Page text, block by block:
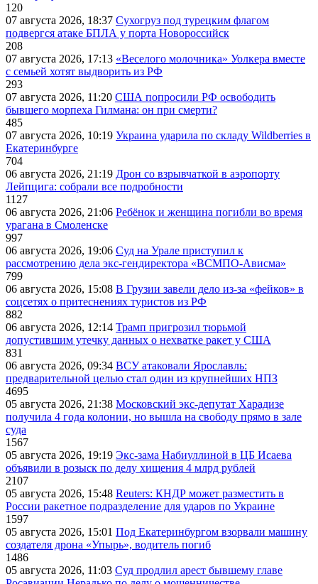
120
07 августа 2026, 18:37 Сухогруз под турецким флагом
подвергся атаке БПЛА у порта Новороссийск
208
07 августа 2026, 17:13 «Веселого молочника» Уолкера вместе
с семьей хотят выдворить из РФ
293
07 августа 2026, 11:20 США попросили РФ освободить
бывшего морпеха Гилмана: он при смерти?
485
07 августа 2026, 10:19 Украина ударила по складу Wildberries в
Екатеринбурге
704
06 августа 2026, 21:19 Дрон со взрывчаткой в аэропорту
Лейпцига: собрали все подробности
1127
06 августа 2026, 21:06 Ребёнок и женщина погибли во время
урагана в Смоленске
997
06 августа 2026, 19:06 Суд на Урале приступил к
рассмотрению дела экс-гендиректора «ВСМПО-Ависма»
799
06 августа 2026, 15:08 В Грузии завели дело из-за «фейков» в
соцсетях о притеснениях туристов из РФ
882
06 августа 2026, 12:14 Трамп пригрозил тюрьмой
допустившим утечку данных о нехватке ракет у США
831
06 августа 2026, 09:34 ВСУ атаковали Ярославль:
предварительной целью стал один из крупнейших НПЗ
4695
05 августа 2026, 21:38 Московский экс-депутат Харадизе
получила 4 года колонии, но вышла на свободу прямо в зале
суда
1567
05 августа 2026, 19:19 Экс-зама Набиуллиной в ЦБ Исаева
объявили в розыск по делу хищения 4 млрд рублей
2107
05 августа 2026, 15:48 Reuters: КНДР может разместить в
России ракетное подразделение для ударов по Украине
1597
05 августа 2026, 15:01 Под Екатеринбургом взорвали машину
создателя дрона «Упырь», водитель погиб
1486
05 августа 2026, 11:03 Суд продлил арест бывшему главе